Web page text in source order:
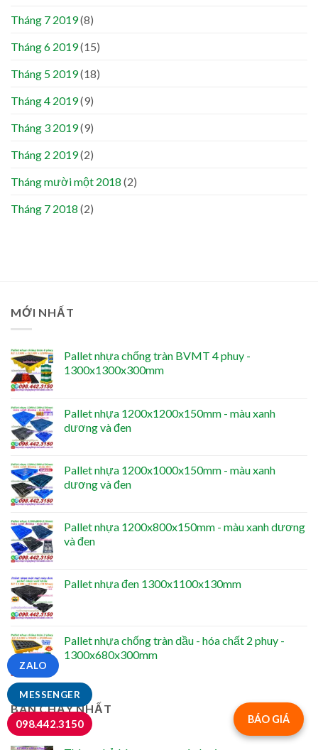
Tháng 7 2019(8)
Tháng 6 2019(15)
Tháng 5 2019(18)
Tháng 4 2019(9)
Tháng 3 2019(9)
Tháng 2 2019(2)
Tháng mười một 2018 (2)
Tháng 7 2018 (2)
MỚI NHẤT
Pallet nhựa chống tràn BVMT 4 phuy -
1300x1300x300mm
Pallet nhựa 1200x1200x150mm - màu xanh
dương và đen
Pallet nhựa 1200x1000x150mm - màu xanh
dương và đen
Pallet nhựa 1200x800x150mm - màu xanh dương
và đen
Pallet nhựa đen 1300x1100x130mm
Pallet nhựa chống tràn dầu - hóa chất 2 phuy -
1300x680x300mm
BÁN CHẠY NHẤT
BÁO GIÁ
MESSENGER
ZALO
098.442.3150